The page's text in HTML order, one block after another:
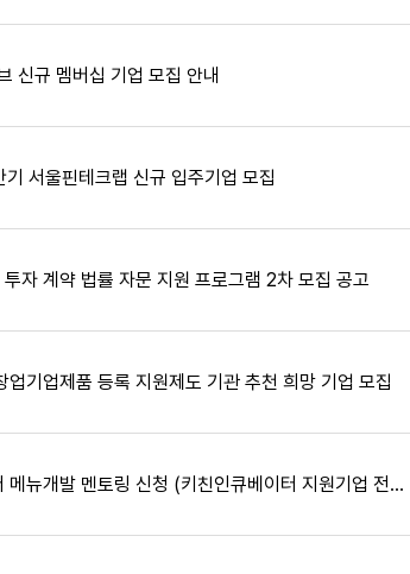
신규 멤버십 기업 모집 안내
서울핀테크랩 신규 입주기업 모집
자 계약 법률 자문 지원 프로그램 2차 모집 공고
기업제품 등록 지원제도 기관 추천 희망 기업 모집
2026년 키친인큐베이터 메뉴개발 멘토링 신청 (키친인큐베이터 지원기업 전용 / 상시)